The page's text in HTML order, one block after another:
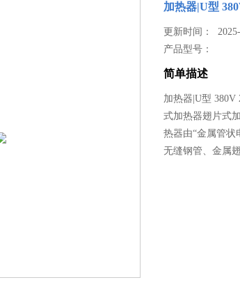
加热器|U型
更新时间：
产品型号：
简单描述
加热器|U型 380V
式加热器翅片式
热器由“金属管状
无缝钢管、金属